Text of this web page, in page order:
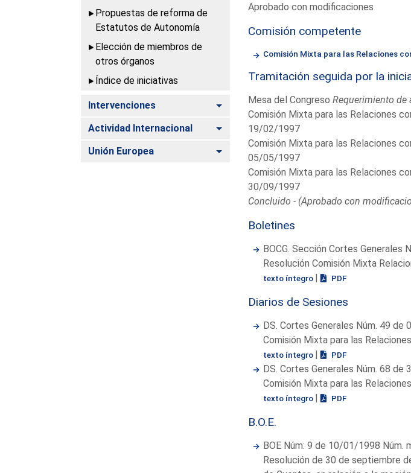
Propuestas de reforma de
Estatutos de Autonomía
Elección de miembros de
otros órganos
Índice de iniciativas
Intervenciones Alternar
Actividad Internacional Alternar
Unión Europea Alternar
Aprobado con modificaciones
Comisión competente
Comisión Mixta para las Relaciones
Tramitación seguida por la
Mesa del Congreso Requerimiento de
Comisión Mixta para las Relaciones
19/02/1997
Comisión Mixta para las Relaciones
05/05/1997
Comisión Mixta para las Relaciones
30/09/1997
Concluido - (Aprobado con
Boletines
BOCG. Sección Cortes Generales
Resolución Comisión Mixta
texto íntegro | PDF
Diarios de Sesiones
DS. Cortes Generales Núm. 49 de
Comisión Mixta para las
texto íntegro | PDF
DS. Cortes Generales Núm. 68 de
Comisión Mixta para las
texto íntegro | PDF
B.O.E.
BOE Núm: 9 de 10/01/1998 Núm.
Resolución de 30 de septiembre